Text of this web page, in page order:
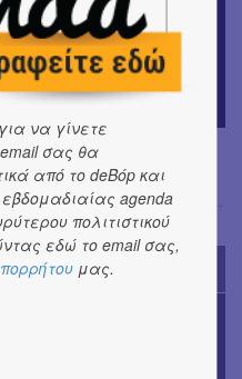
Μαντώ Χαντζή
να γίνετε
σας θα
από το deBόp και
agenda
πολιτιστικού
εδώ το email σας,
μας.